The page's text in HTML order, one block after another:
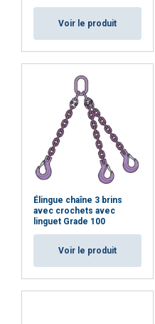
Voir le produit
Élingue chaîne 3 brins
avec crochets avec
linguet Grade 100
Voir le produit
AFFICHER LES